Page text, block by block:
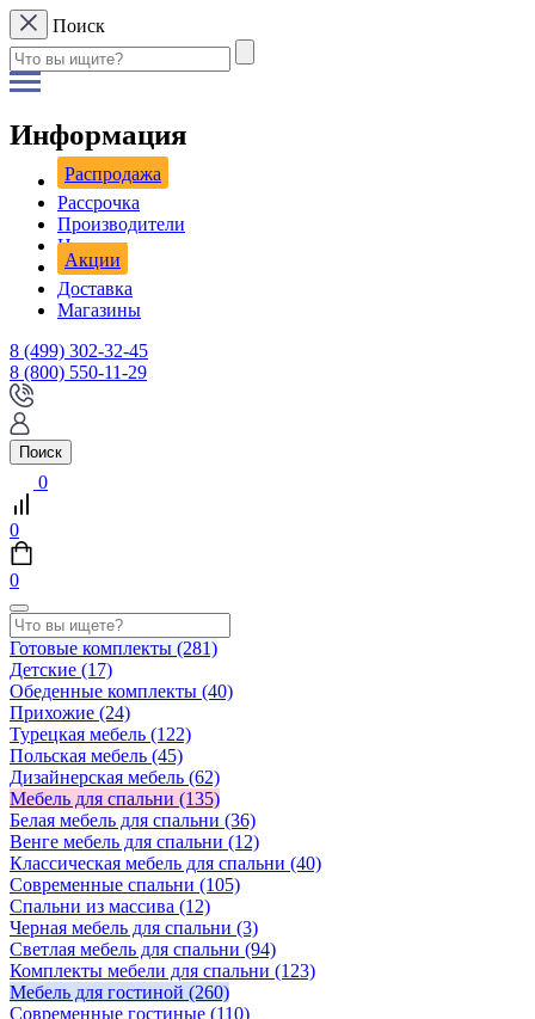
Поиск
Информация
Распродажа
Рассрочка
Производители
Новости
Акции
Доставка
Магазины
8 (499) 302-32-45
8 (800) 550-11-29
Поиск
0
0
0
Готовые комплекты (281)
Детские (17)
Обеденные комплекты (40)
Прихожие (24)
Турецкая мебель (122)
Польская мебель (45)
Дизайнерская мебель (62)
Мебель для спальни (135)
Белая мебель для спальни (36)
Венге мебель для спальни (12)
Классическая мебель для спальни (40)
Современные спальни (105)
Спальни из массива (12)
Черная мебель для спальни (3)
Светлая мебель для спальни (94)
Комплекты мебели для спальни (123)
Мебель для гостиной (260)
Современные гостиные (110)